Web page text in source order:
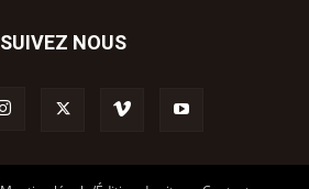
SUIVEZ NOUS